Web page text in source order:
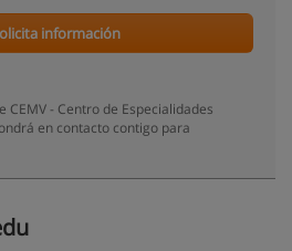
información
CEMV - Centro de Especialidades
en contacto contigo para